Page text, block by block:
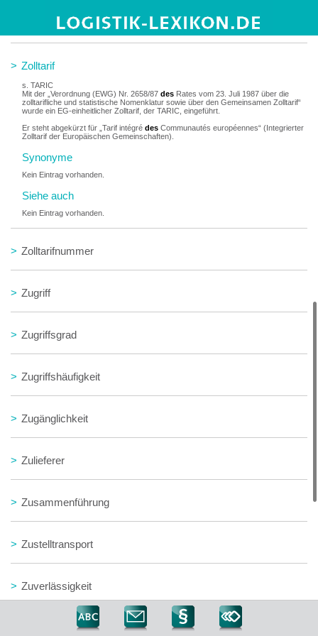
Zollgutumwandlung
> Zolltarif
s. TARIC
Mit der „Verordnung (EWG) Nr. 2658/87 des Rates vom 23. Juli 1987 über die
zolltarifliche und statistische Nomenklatur sowie über den Gemeinsamen Zolltarif“
wurde ein EG-einheitlicher Zolltarif, der TARIC, eingeführt.
Er steht abgekürzt für „Tarif intégré des Communautés européennes“ (Integrierter
Zolltarif der Europäischen Gemeinschaften).
Synonyme
Kein Eintrag vorhanden.
Siehe auch
Kein Eintrag vorhanden.
> Zolltarifnummer
> Zugriff
> Zugriffsgrad
> Zugriffshäufigkeit
> Zugänglichkeit
> Zulieferer
> Zusammenführung
> Zustelltransport
> Zuverlässigkeit